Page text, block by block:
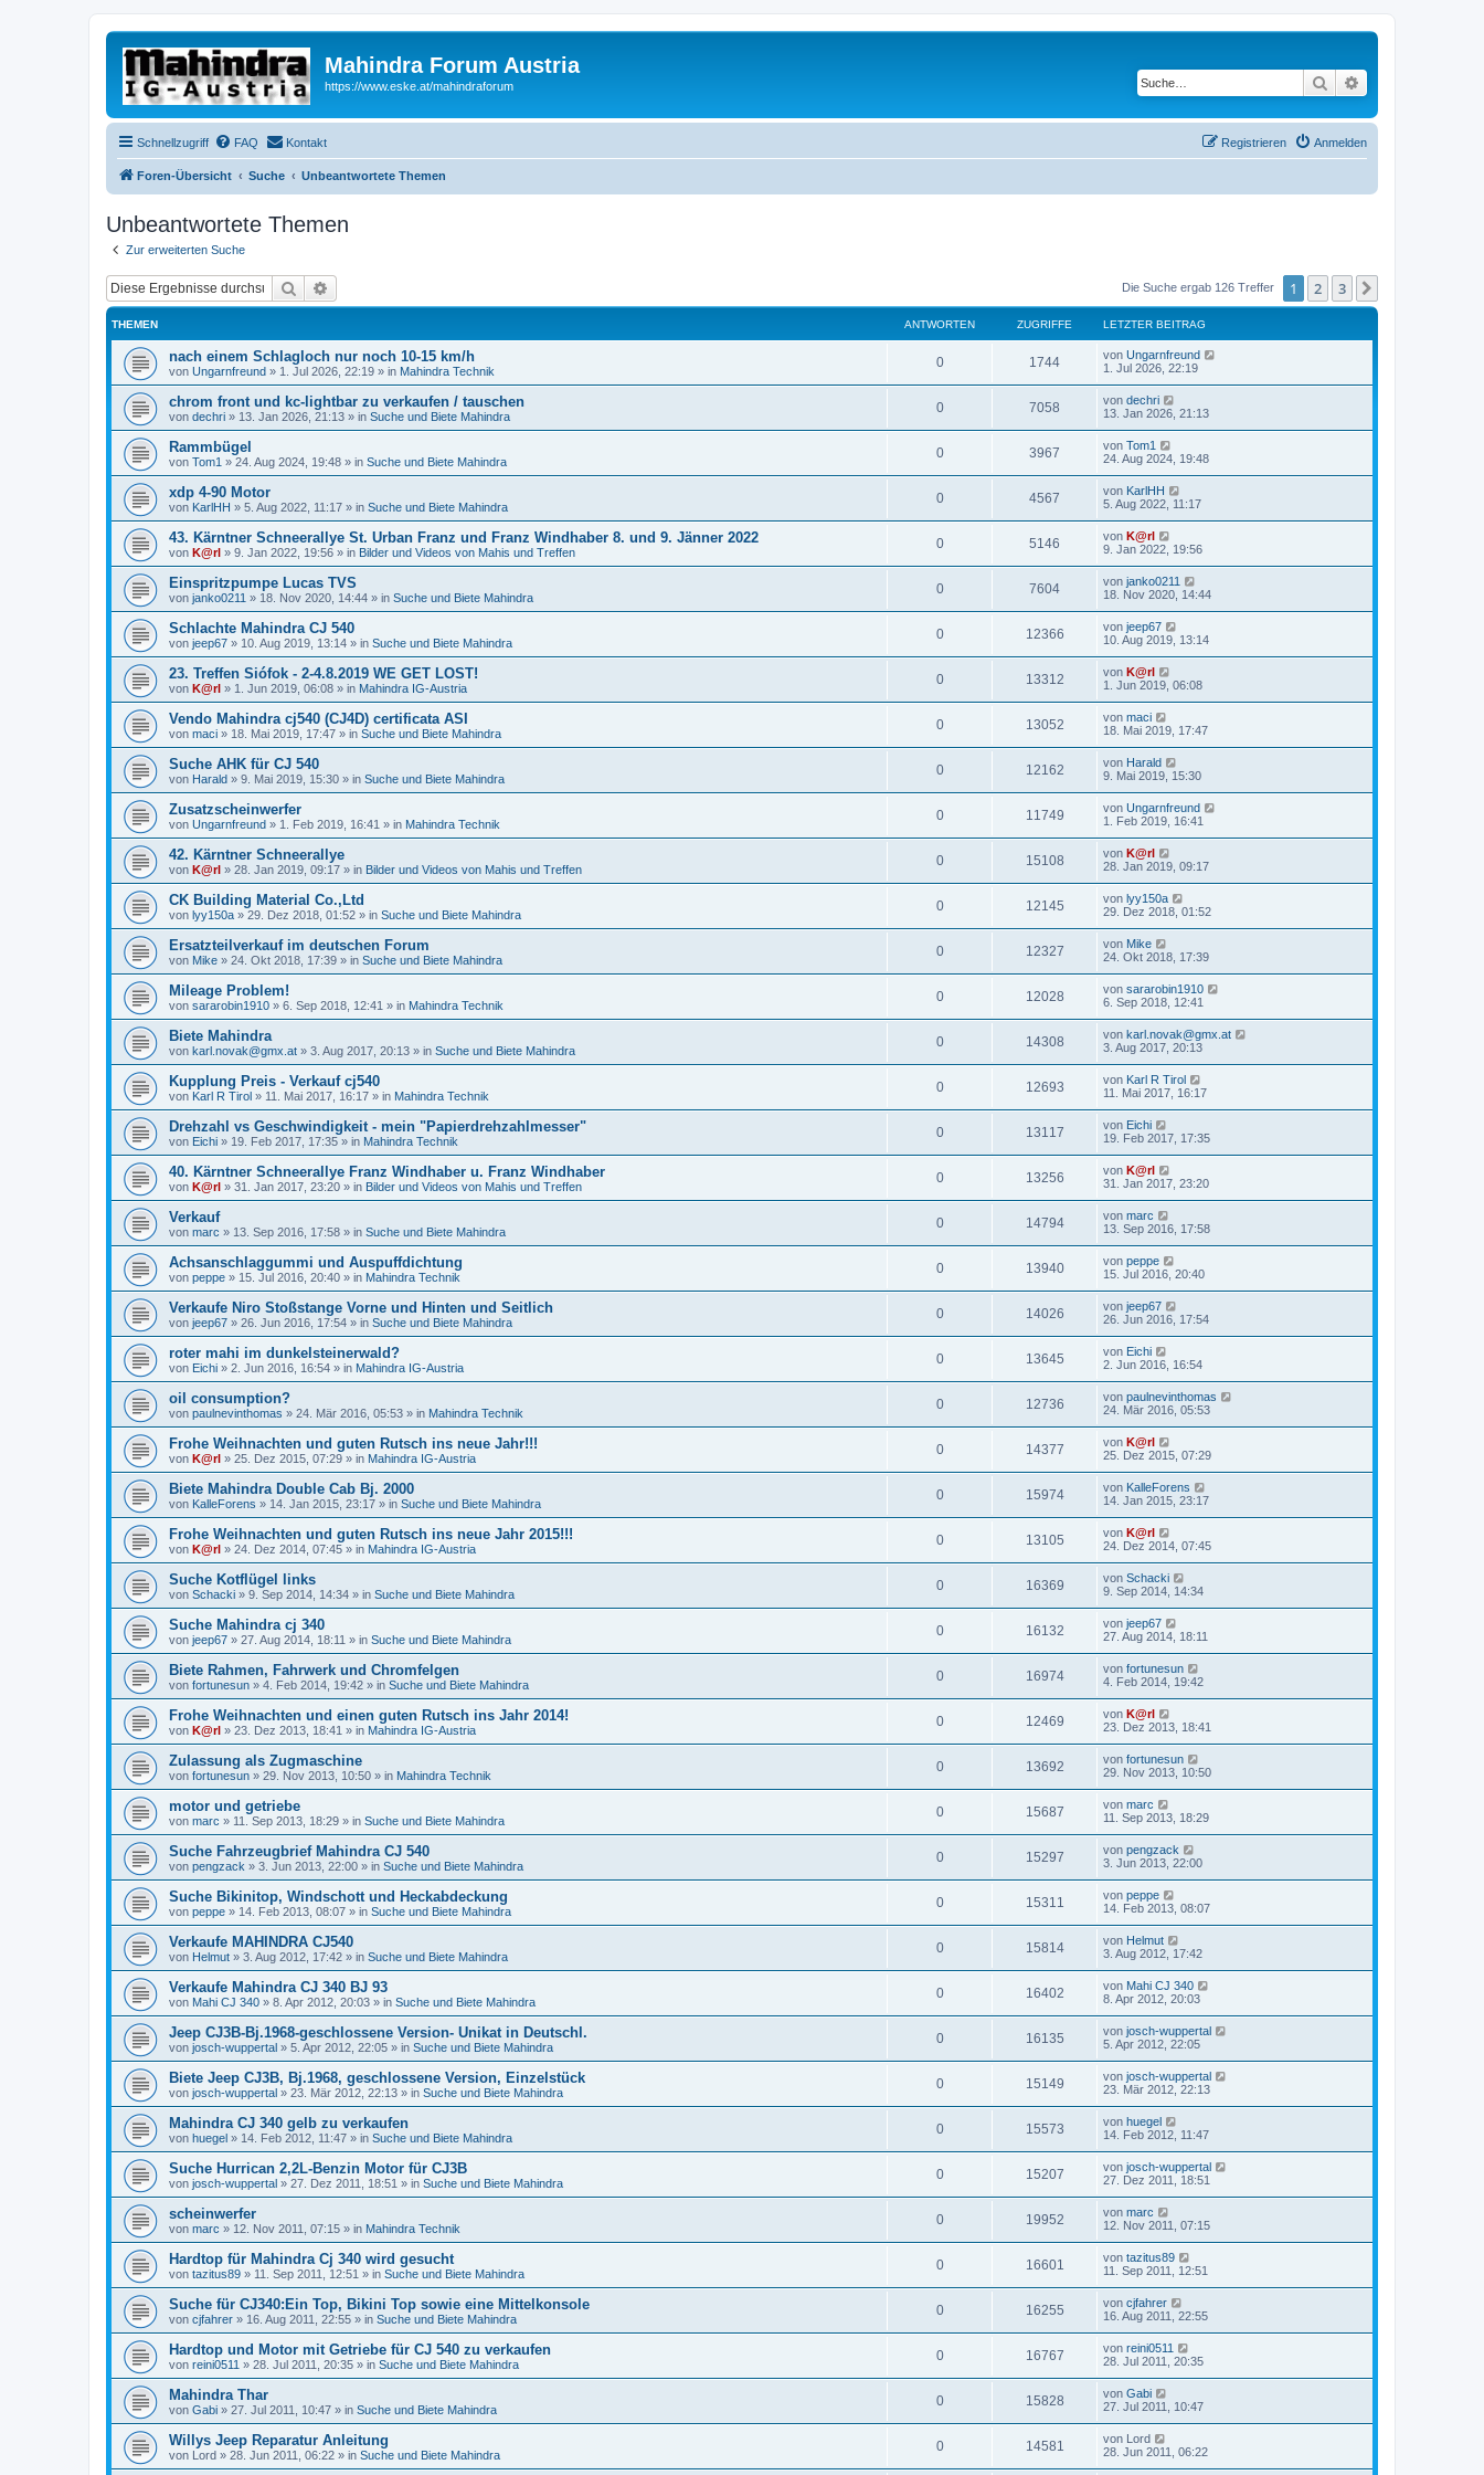
Mahindra Forum Austria
https://www.eske.at/mahindraforum Suche
Schnellzugriff FAQ Kontakt Anmelden
Registrieren
Foren-Übersicht Suche Unbeantwortete Themen
Unbeantwortete Themen
Zur erweiterten Suche
Suche Die Suche ergab 126 Treffer 1 2 3
THEMEN ANTWORTEN ZUGRIFFE LETZTER BEITRAG
nach einem Schlagloch nur noch 10-15 km/h
von Ungarnfreund » 1. Jul 2026, 22:19 » in Mahindra Technik
0 1744 von Ungarnfreund
1. Jul 2026, 22:19
chrom front und kc-lightbar zu verkaufen / tauschen
von dechri » 13. Jan 2026, 21:13 » in Suche und Biete Mahindra
0 7058 von dechri
13. Jan 2026, 21:13
Rammbügel
von Tom1 » 24. Aug 2024, 19:48 » in Suche und Biete Mahindra
0 3967 von Tom1
24. Aug 2024, 19:48
xdp 4-90 Motor
von KarlHH » 5. Aug 2022, 11:17 » in Suche und Biete Mahindra
0 4567 von KarlHH
5. Aug 2022, 11:17
43. Kärntner Schneerallye St. Urban Franz und Franz Windhaber 8. und 9. Jänner 2022
von K@rl » 9. Jan 2022, 19:56 » in Bilder und Videos von Mahis und Treffen
0 5146 von K@rl
9. Jan 2022, 19:56
Einspritzpumpe Lucas TVS
von janko0211 » 18. Nov 2020, 14:44 » in Suche und Biete Mahindra
0 7604 von janko0211
18. Nov 2020, 14:44
Schlachte Mahindra CJ 540
von jeep67 » 10. Aug 2019, 13:14 » in Suche und Biete Mahindra
0 12366 von jeep67
10. Aug 2019, 13:14
23. Treffen Siófok - 2-4.8.2019 WE GET LOST!
von K@rl » 1. Jun 2019, 06:08 » in Mahindra IG-Austria
0 13312 von K@rl
1. Jun 2019, 06:08
Vendo Mahindra cj540 (CJ4D) certificata ASI
von maci » 18. Mai 2019, 17:47 » in Suche und Biete Mahindra
0 13052 von maci
18. Mai 2019, 17:47
Suche AHK für CJ 540
von Harald » 9. Mai 2019, 15:30 » in Suche und Biete Mahindra
0 12162 von Harald
9. Mai 2019, 15:30
Zusatzscheinwerfer
von Ungarnfreund » 1. Feb 2019, 16:41 » in Mahindra Technik
0 11749 von Ungarnfreund
1. Feb 2019, 16:41
42. Kärntner Schneerallye
von K@rl » 28. Jan 2019, 09:17 » in Bilder und Videos von Mahis und Treffen
0 15108 von K@rl
28. Jan 2019, 09:17
CK Building Material Co.,Ltd
von lyy150a » 29. Dez 2018, 01:52 » in Suche und Biete Mahindra
0 12145 von lyy150a
29. Dez 2018, 01:52
Ersatzteilverkauf im deutschen Forum
von Mike » 24. Okt 2018, 17:39 » in Suche und Biete Mahindra
0 12327 von Mike
24. Okt 2018, 17:39
Mileage Problem!
von sararobin1910 » 6. Sep 2018, 12:41 » in Mahindra Technik
0 12028 von sararobin1910
6. Sep 2018, 12:41
Biete Mahindra
von karl.novak@gmx.at » 3. Aug 2017, 20:13 » in Suche und Biete Mahindra
0 14308 von karl.novak@gmx.at
3. Aug 2017, 20:13
Kupplung Preis - Verkauf cj540
von Karl R Tirol » 11. Mai 2017, 16:17 » in Mahindra Technik
0 12693 von Karl R Tirol
11. Mai 2017, 16:17
Drehzahl vs Geschwindigkeit - mein "Papierdrehzahlmesser"
von Eichi » 19. Feb 2017, 17:35 » in Mahindra Technik
0 13117 von Eichi
19. Feb 2017, 17:35
40. Kärntner Schneerallye Franz Windhaber u. Franz Windhaber
von K@rl » 31. Jan 2017, 23:20 » in Bilder und Videos von Mahis und Treffen
0 13256 von K@rl
31. Jan 2017, 23:20
Verkauf
von marc » 13. Sep 2016, 17:58 » in Suche und Biete Mahindra
0 14794 von marc
13. Sep 2016, 17:58
Achsanschlaggummi und Auspuffdichtung
von peppe » 15. Jul 2016, 20:40 » in Mahindra Technik
0 13940 von peppe
15. Jul 2016, 20:40
Verkaufe Niro Stoßstange Vorne und Hinten und Seitlich
von jeep67 » 26. Jun 2016, 17:54 » in Suche und Biete Mahindra
0 14026 von jeep67
26. Jun 2016, 17:54
roter mahi im dunkelsteinerwald?
von Eichi » 2. Jun 2016, 16:54 » in Mahindra IG-Austria
0 13645 von Eichi
2. Jun 2016, 16:54
oil consumption?
von paulnevinthomas » 24. Mär 2016, 05:53 » in Mahindra Technik
0 12736 von paulnevinthomas
24. Mär 2016, 05:53
Frohe Weihnachten und guten Rutsch ins neue Jahr!!!
von K@rl » 25. Dez 2015, 07:29 » in Mahindra IG-Austria
0 14377 von K@rl
25. Dez 2015, 07:29
Biete Mahindra Double Cab Bj. 2000
von KalleForens » 14. Jan 2015, 23:17 » in Suche und Biete Mahindra
0 15974 von KalleForens
14. Jan 2015, 23:17
Frohe Weihnachten und guten Rutsch ins neue Jahr 2015!!!
von K@rl » 24. Dez 2014, 07:45 » in Mahindra IG-Austria
0 13105 von K@rl
24. Dez 2014, 07:45
Suche Kotflügel links
von Schacki » 9. Sep 2014, 14:34 » in Suche und Biete Mahindra
0 16369 von Schacki
9. Sep 2014, 14:34
Suche Mahindra cj 340
von jeep67 » 27. Aug 2014, 18:11 » in Suche und Biete Mahindra
0 16132 von jeep67
27. Aug 2014, 18:11
Biete Rahmen, Fahrwerk und Chromfelgen
von fortunesun » 4. Feb 2014, 19:42 » in Suche und Biete Mahindra
0 16974 von fortunesun
4. Feb 2014, 19:42
Frohe Weihnachten und einen guten Rutsch ins Jahr 2014!
von K@rl » 23. Dez 2013, 18:41 » in Mahindra IG-Austria
0 12469 von K@rl
23. Dez 2013, 18:41
Zulassung als Zugmaschine
von fortunesun » 29. Nov 2013, 10:50 » in Mahindra Technik
0 13692 von fortunesun
29. Nov 2013, 10:50
motor und getriebe
von marc » 11. Sep 2013, 18:29 » in Suche und Biete Mahindra
0 15687 von marc
11. Sep 2013, 18:29
Suche Fahrzeugbrief Mahindra CJ 540
von pengzack » 3. Jun 2013, 22:00 » in Suche und Biete Mahindra
0 15297 von pengzack
3. Jun 2013, 22:00
Suche Bikinitop, Windschott und Heckabdeckung
von peppe » 14. Feb 2013, 08:07 » in Suche und Biete Mahindra
0 15311 von peppe
14. Feb 2013, 08:07
Verkaufe MAHINDRA CJ540
von Helmut » 3. Aug 2012, 17:42 » in Suche und Biete Mahindra
0 15814 von Helmut
3. Aug 2012, 17:42
Verkaufe Mahindra CJ 340 BJ 93
von Mahi CJ 340 » 8. Apr 2012, 20:03 » in Suche und Biete Mahindra
0 16402 von Mahi CJ 340
8. Apr 2012, 20:03
Jeep CJ3B-Bj.1968-geschlossene Version- Unikat in Deutschl.
von josch-wuppertal » 5. Apr 2012, 22:05 » in Suche und Biete Mahindra
0 16135 von josch-wuppertal
5. Apr 2012, 22:05
Biete Jeep CJ3B, Bj.1968, geschlossene Version, Einzelstück
von josch-wuppertal » 23. Mär 2012, 22:13 » in Suche und Biete Mahindra
0 15149 von josch-wuppertal
23. Mär 2012, 22:13
Mahindra CJ 340 gelb zu verkaufen
von huegel » 14. Feb 2012, 11:47 » in Suche und Biete Mahindra
0 15573 von huegel
14. Feb 2012, 11:47
Suche Hurrican 2,2L-Benzin Motor für CJ3B
von josch-wuppertal » 27. Dez 2011, 18:51 » in Suche und Biete Mahindra
0 15207 von josch-wuppertal
27. Dez 2011, 18:51
scheinwerfer
von marc » 12. Nov 2011, 07:15 » in Mahindra Technik
0 19952 von marc
12. Nov 2011, 07:15
Hardtop für Mahindra Cj 340 wird gesucht
von tazitus89 » 11. Sep 2011, 12:51 » in Suche und Biete Mahindra
0 16601 von tazitus89
11. Sep 2011, 12:51
Suche für CJ340:Ein Top, Bikini Top sowie eine Mittelkonsole
von cjfahrer » 16. Aug 2011, 22:55 » in Suche und Biete Mahindra
0 16255 von cjfahrer
16. Aug 2011, 22:55
Hardtop und Motor mit Getriebe für CJ 540 zu verkaufen
von reini0511 » 28. Jul 2011, 20:35 » in Suche und Biete Mahindra
0 16767 von reini0511
28. Jul 2011, 20:35
Mahindra Thar
von Gabi » 27. Jul 2011, 10:47 » in Suche und Biete Mahindra
0 15828 von Gabi
27. Jul 2011, 10:47
Willys Jeep Reparatur Anleitung
von Lord » 28. Jun 2011, 06:22 » in Suche und Biete Mahindra
0 14581 von Lord
28. Jun 2011, 06:22